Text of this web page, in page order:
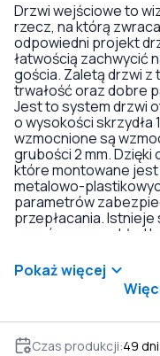
Drzwi wejściowe to
rzecz, na którą
odpowiedni projekt
łatwością zachwycić
gościa. Zaletą drzwi
trwałość oraz dobre
Jest to system drzwi
o wysokości skrzydła
wzmocnione są
grubości 2 mm. Dzięki
które montowane
metalowo-
parametrów
przepłacania.
wzorów, na przykład
podwójnymi szybami,
kształty drzwi.
kolorów i rodzajów
zabrudzenia.
Pokaż więcej
Czas produkcji:49 dni